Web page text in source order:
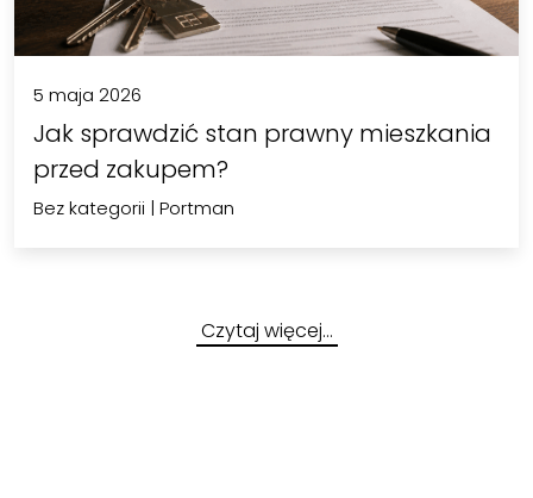
5 maja 2026
Jak sprawdzić stan prawny mieszkania
przed zakupem?
Bez kategorii | Portman
Czytaj więcej…